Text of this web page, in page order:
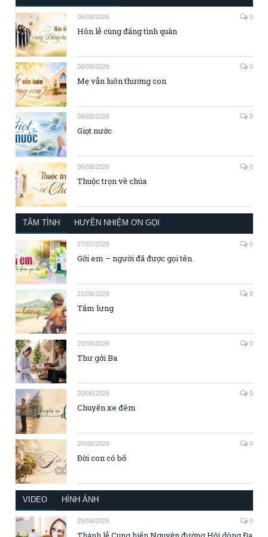
06/08/2026 0
Hôn lễ cùng đấng tình quân
06/08/2026 0
Mẹ vẫn luôn thương con
06/08/2026 0
Giọt nước
06/08/2026 0
Thuộc trọn về chúa
TÂM TÌNH HUYỀN NHIỆM ƠN GỌI
27/07/2026 0
Gởi em – người đã được gọi tên
21/06/2026 0
Tấm lưng
20/06/2026 0
Thư gởi Ba
20/06/2026 0
Chuyến xe đêm
20/06/2026 0
Đời con có bố
VIDEO HÌNH ẢNH
25/06/2026 0